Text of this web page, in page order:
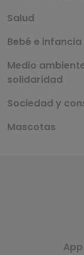
Salud
Bebé e infancia
Medio
solidaridad
Sociedad y
Mascotas